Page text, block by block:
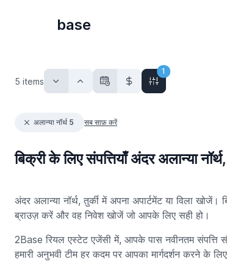
base
5 items
1
अलान्या नॉर्थ 5 सब साफ़ करें
बिक्री के लिए संपत्तियाँ अंदर अलान्या नॉर्थ,
अंदर अलान्या नॉर्थ, तुर्की में अपना अपार्टमेंट या विला
ब्राउज़ करें और वह निवेश खोजें जो आपके लिए सही हो।
2Base रियल एस्टेट एजेंसी में, आपके पास नवीनतम संपत्ति
हमारी अनुभवी टीम हर कदम पर आपका मार्गदर्शन करने के